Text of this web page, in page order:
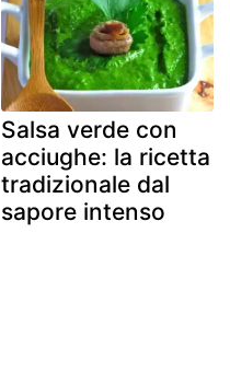
Salsa verde con
acciughe: la ricetta
tradizionale dal
sapore intenso